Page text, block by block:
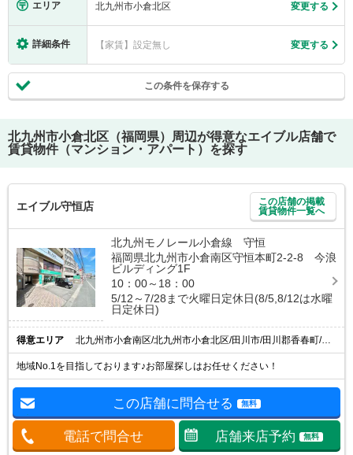
エリア 北九州市小倉北区 変更する
詳細条件 【家賃】設定無し 変更する
この条件を保存する
北九州市小倉北区（福岡県）
周辺が得意なエイブル店舗で
賃貸物件（マンション・アパート）を探す
エイブル守恒店
この店舗の掲載
賃貸物件一覧へ
北九州モノレール小倉線 守恒
福岡県北九州市小倉南区守恒本町2-2-8 今浪
ビルディング1F
10：00～18：00
5/12～7/28まで火曜日定休日(8/5,8/12は水曜
日定休日)
得意エリア 北九州市小倉南区/北九州市小倉北区/田川市/田川郡香春町/田川郡糸田町
地域No.1を目指しております♪お部屋探しはお任せください！
この店舗に問合せる 無料
電話で問合せ 店舗来店予約 無料